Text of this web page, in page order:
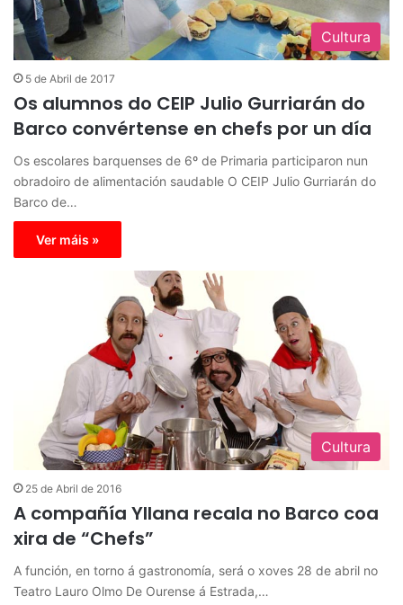
Cultura
5 de Abril de 2017
Os alumnos do CEIP Julio Gurriarán do
Barco convértense en chefs por un día
Os escolares barquenses de 6º de Primaria participaron nun
obradoiro de alimentación saudable O CEIP Julio Gurriarán do
Barco de…
Ver máis »
Cultura
25 de Abril de 2016
A compañía Yllana recala no Barco coa
xira de “Chefs”
A función, en torno á gastronomía, será o xoves 28 de abril no
Teatro Lauro Olmo De Ourense á Estrada,…